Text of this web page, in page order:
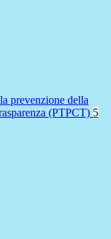
prevenzione della
(PTPCT) 5